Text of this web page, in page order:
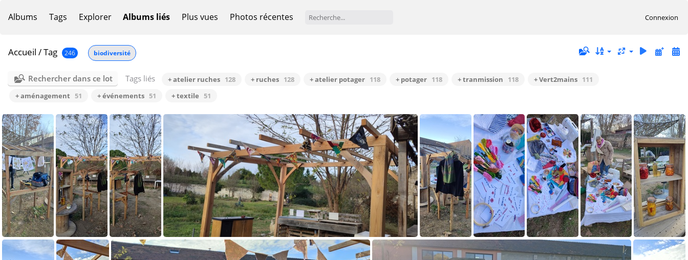
Albums Tags Explorer Albums liés Plus vues Photos récentes Connexion
Accueil /Tag 246 biodiversité
Rechercher dans ce lot Tags liés + atelier ruches 128 + ruches 128 + atelier potager 118 + potager 118 + tranmission 118 + Vert2mains 111
+ aménagement 51 + événements 51 + textile 51